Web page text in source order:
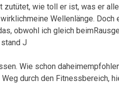
wie toll er ist, was er
Wellenlänge.
obwohl ich gleich
J
Wie schon
durch den Fitnessbereich,